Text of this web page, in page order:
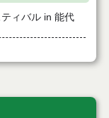
ィバル in 能代